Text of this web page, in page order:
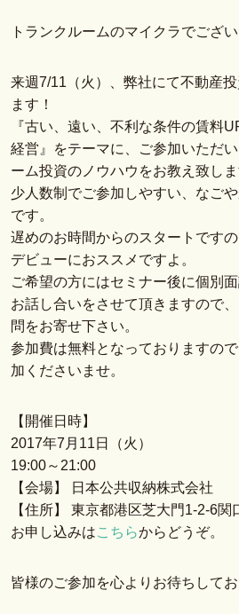
トランクルームのマイクラでござい
来週7/11（火）、弊社にて不動産
ます！
『古い、遠い、不利な条件の賃料
経営』をテーマに、ご参加いただ
ーム投資のノウハウをお教え致しま
少人数制でご参加しやすい、なご
です。
遅めのお時間からのスタートです
デビューにおススメですよ。
ご希望の方にはセミナー後に個別
お話し合いをさせて頂きますので
問をお寄せ下さい。
参加費は無料となっておりますの
加くださいませ。
【開催日時】
2017年7月11日（火）
19:00～21:00
【会場】 日本公共収納株式会社
【住所】 東京都港区芝大門1-2-6関
お申し込みはこちらからどうぞ。
皆様のご参加を心よりお待ちしてお